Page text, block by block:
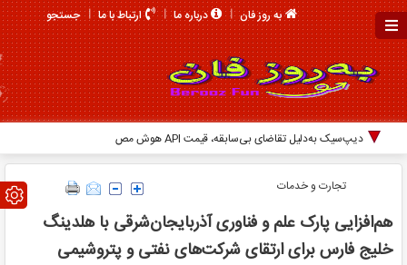
به روز فان درباره ما ارتباط با ما جستجو
دیپ‌سیک به‌دلیل تقاضای بی‌سابقه، قیمت API هوش مصنوعی خ
تجارت و خدمات
هم‌افزایی پارک علم و فناوری آذربایجان‌شرقی با هلدینگ
خلیج فارس برای ارتقای شرکت‌های نفتی و پتروشیمی